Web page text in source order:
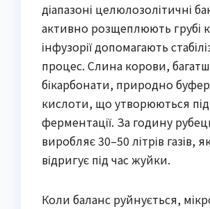
діапазоні целюлозолітичні
активно розщеплюють грубі
інфузорії допомагають
процес. Слина корови,
бікарбонати, природно
кислоти, що утворюються під
ферментації. За годину
виробляє 30–50 літрів газів,
відригує під час жуйки.
Коли баланс руйнується,